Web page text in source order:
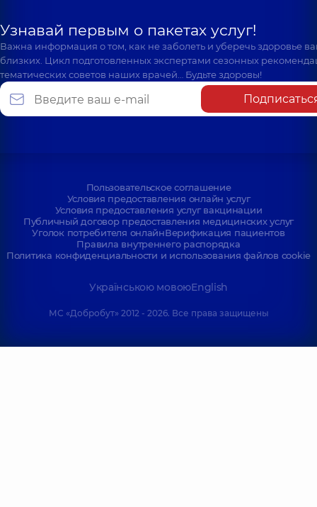
Узнавай первым о пакетах услуг!
Важна информация о том, как не заболеть и уберечь здоровье
близких. Цикл подготовленных экспертами сезонных
тематических советов наших врачей… Будьте здоровы!
Пользовательское соглашение
Условия предоставления онлайн услуг
Условия предоставления услуг вакцинации
Публичный договор предоставления медицинских услуг
Уголок потребителя онлайнВерификация пациентов
Правила внутреннего распорядка
Политика конфиденциальности и использования файлов cookie
Українською мовоюEnglish
МС «Добробут» 2012 - 2026. Все права защищены